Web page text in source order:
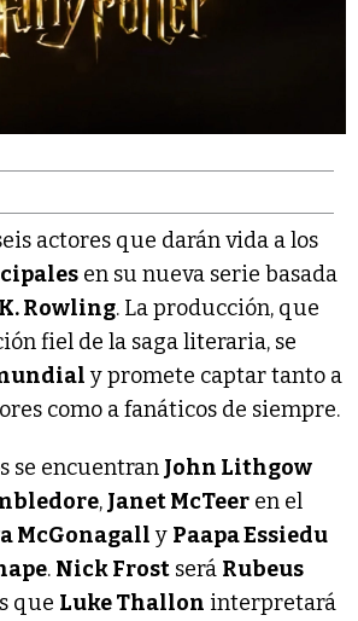
actores que darán vida a los
en su nueva serie basada
Rowling. La producción, que
fiel de la saga literaria, se
y promete captar tanto a
como a fanáticos de siempre.
se encuentran John Lithgow
, Janet McTeer en el
McGonagall y Paapa Essiedu
. Nick Frost será Rubeus
que Luke Thallon interpretará